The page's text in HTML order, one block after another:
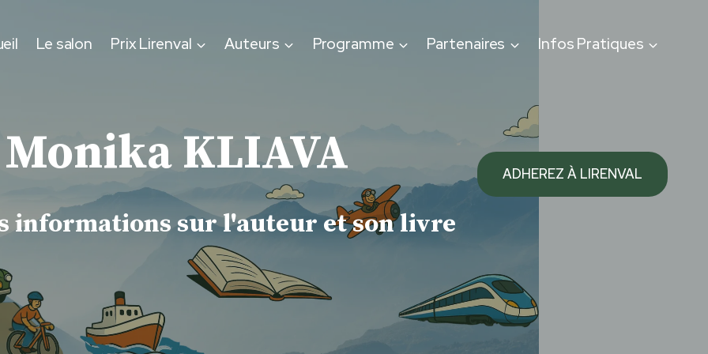
Le salon Prix Lirenval Auteurs Programme Partenaires Infos Pratiques
ADHEREZ À LIRENVAL
Monika KLIAVA
informations sur l'auteur et son livre